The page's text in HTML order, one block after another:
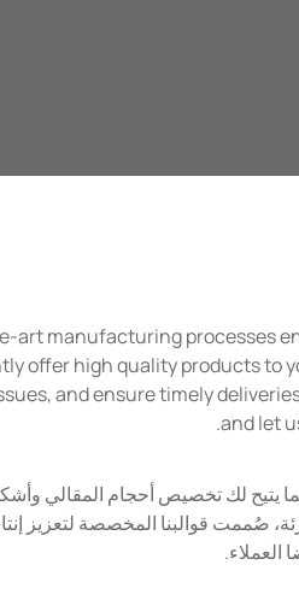
art manufacturing processes
offer high quality products to
and ensure timely
and let
لك تخصيص أحجام المقالي
صُممت قوالبنا المخصصة لتعزيز
العملاء.